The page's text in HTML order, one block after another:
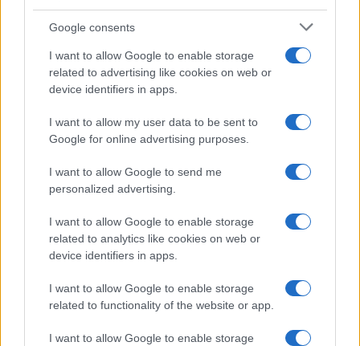
Google consents
I want to allow Google to enable storage
related to advertising like cookies on web or
device identifiers in apps.
I want to allow my user data to be sent to
Google for online advertising purposes.
I want to allow Google to send me
personalized advertising.
I want to allow Google to enable storage
related to analytics like cookies on web or
device identifiers in apps.
I want to allow Google to enable storage
related to functionality of the website or app.
I want to allow Google to enable storage
Dove si terrà Vogue World nel 2027: la scelta di San
Matteo Pellegrino · 6 Ago 2026
LIFESTYLE